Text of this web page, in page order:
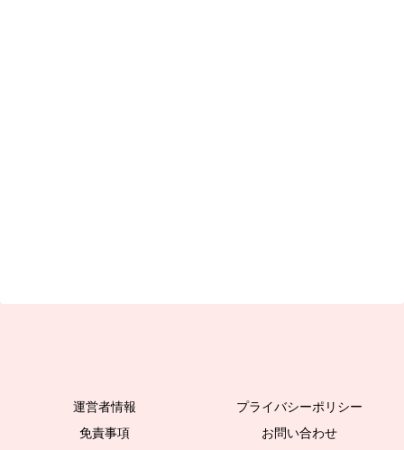
運営者情報
プライバシーポリシー
免責事項
お問い合わせ